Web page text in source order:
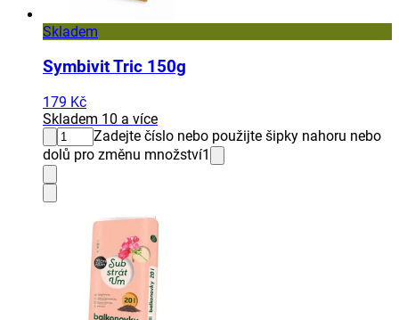
Skladem
Symbivit Tric 150g
179 Kč
Skladem 10 a více
Zadejte číslo nebo použijte šipky nahoru nebo
dolů pro změnu množství1